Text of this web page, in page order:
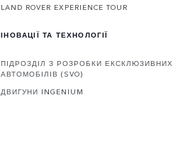
LAND ROVER EXPERIENCE TOUR
ІНОВАЦІЇ ТА ТЕХНОЛОГІЇ
ПІДРОЗДІЛ З РОЗРОБКИ ЕКСКЛЮЗИВНИХ
АВТОМОБІЛІВ (SVO)
ДВИГУНИ INGENIUM